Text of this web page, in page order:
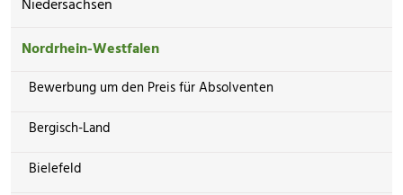
Niedersachsen
Nordrhein-Westfalen
Bewerbung um den Preis für Absolventen
Bergisch-Land
Bielefeld